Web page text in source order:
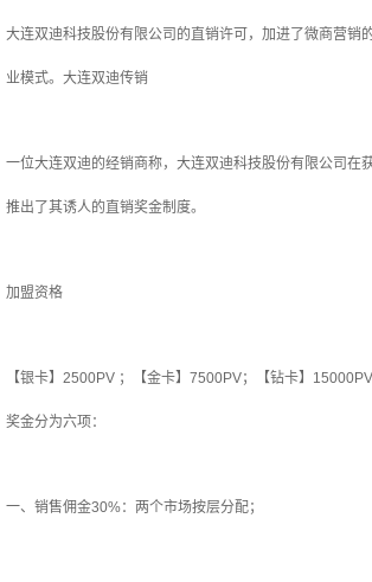
大连双迪科技股份有限公司的直销许可，加进了微商营销
业模式。大连双迪传销
一位大连双迪的经销商称，大连双迪科技股份有限公司在
推出了其诱人的直销奖金制度。
加盟资格
【银卡】2500PV ；【金卡】7500PV；【钻卡】
奖金分为六项：
一、销售佣金30%：两个市场按层分配；